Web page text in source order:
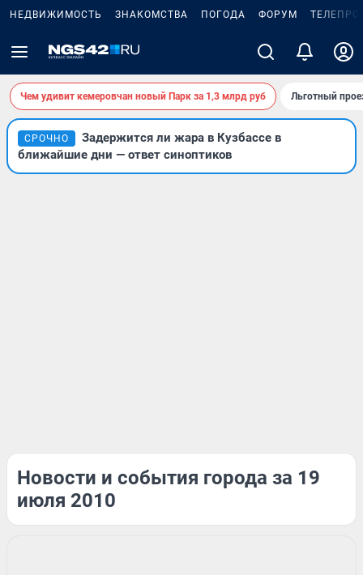
НЕДВИЖИМОСТЬ ЗНАКОМСТВА ПОГОДА ФОРУМ
Чем удивит кемеровчан новый Парк за 1,3 млрд руб Льготный
СРОЧНО
Задержится ли жара в Кузбассе в
ближайшие дни — ответ синоптиков
Новости и события города за 19
июля 2010